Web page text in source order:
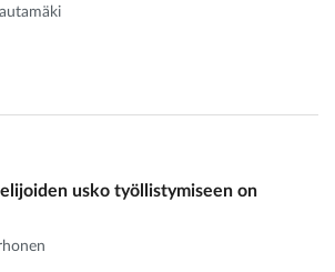
usko työllistymiseen on